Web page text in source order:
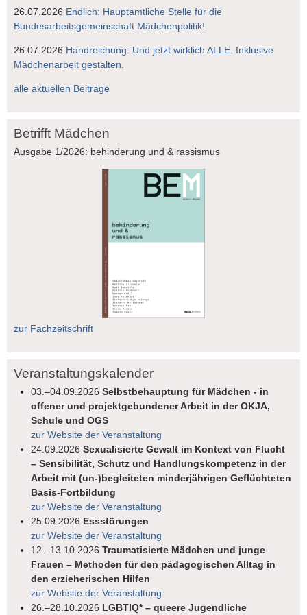
26.07.2026 Endlich: Hauptamtliche Stelle für die
Bundesarbeitsgemeinschaft Mädchenpolitik!
26.07.2026 Handreichung: Und jetzt wirklich ALLE. Inklusive
Mädchenarbeit gestalten.
alle aktuellen Beiträge
Betrifft Mädchen
Ausgabe 1/2026: behinderung und & rassismus
zur Fachzeitschrift
Veranstaltungskalender
03.–04.09.2026Selbstbehauptung für Mädchen - in
offener und projektgebundener Arbeit in der OKJA,
Schule und OGS
zur Website der Veranstaltung
24.09.2026Sexualisierte Gewalt im Kontext von Flucht
– Sensibilität, Schutz und Handlungskompetenz in der
Arbeit mit (un-)begleiteten minderjährigen Geflüchteten
Basis-Fortbildung
zur Website der Veranstaltung
25.09.2026 Essstörungen
zur Website der Veranstaltung
12.–13.10.2026Traumatisierte Mädchen und junge
Frauen – Methoden für den pädagogischen Alltag in
den erzieherischen Hilfen
zur Website der Veranstaltung
26.–28.10.2026 LGBTIQ* – queere Jugendliche